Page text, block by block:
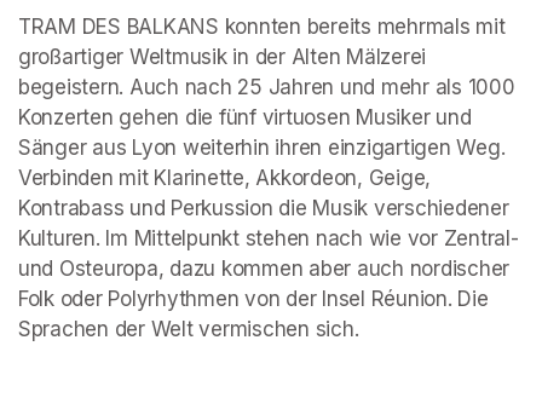
TRAM DES BALKANS konnten bereits mehrmals mit
großartiger Weltmusik in der Alten Mälzerei
begeistern. Auch nach 25 Jahren und mehr als 1000
Konzerten gehen die fünf virtuosen Musiker und
Sänger aus Lyon weiterhin ihren einzigartigen Weg.
Verbinden mit Klarinette, Akkordeon, Geige,
Kontrabass und Perkussion die Musik verschiedener
Kulturen. Im Mittelpunkt stehen nach wie vor Zentral-
und Osteuropa, dazu kommen aber auch nordischer
Folk oder Polyrhythmen von der Insel Réunion. Die
Sprachen der Welt vermischen sich.